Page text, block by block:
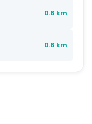
0.6 km
0.6 km